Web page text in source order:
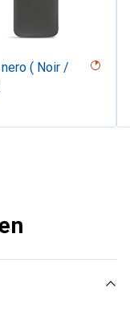
( Noir /